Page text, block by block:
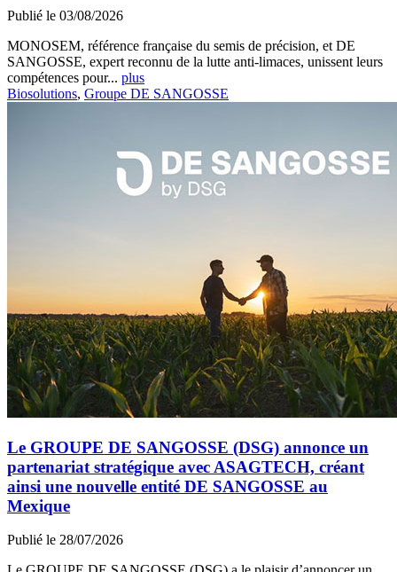
Publié le 03/08/2026
MONOSEM, référence française du semis de précision, et DE
SANGOSSE, expert reconnu de la lutte anti-limaces, unissent leurs
compétences pour... plus
Biosolutions, Groupe DE SANGOSSE
Le GROUPE DE SANGOSSE (DSG) annonce un
partenariat stratégique avec ASAGTECH, créant
ainsi une nouvelle entité DE SANGOSSE au
Mexique
Publié le 28/07/2026